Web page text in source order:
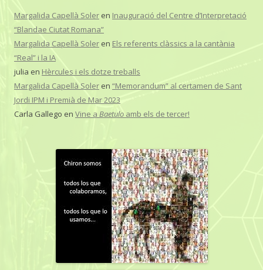
Margalida Capellà Soler en Inauguració del Centre d’Interpretació
“Blandae Ciutat Romana”
Margalida Capellà Soler en Els referents clàssics a la cantània
“Real” i la IA
julia en Hèrcules i els dotze treballs
Margalida Capellà Soler en “Memorandum” al certamen de Sant
Jordi IPM i Premià de Mar 2023
Carla Gallego en Vine a Baetulo amb els de tercer!